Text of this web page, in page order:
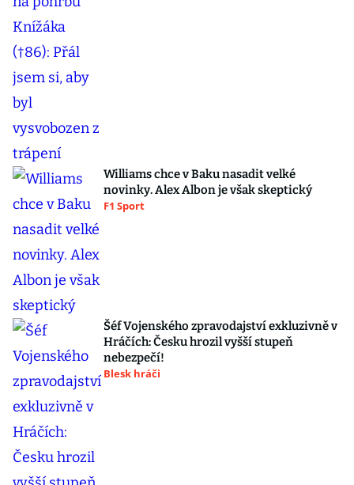
Williams chce v Baku nasadit velké
novinky. Alex Albon je však skeptický
F1 Sport
Šéf Vojenského zpravodajství exkluzivně v
Hráčích: Česku hrozil vyšší stupeň
nebezpečí!
Blesk hráči